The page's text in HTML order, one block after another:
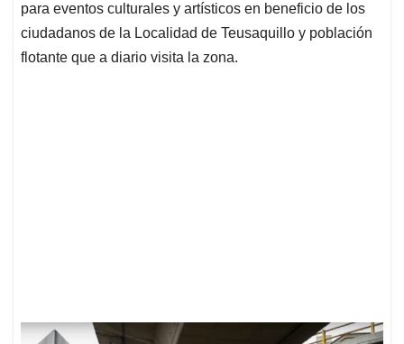
para eventos culturales y artísticos en beneficio de los
ciudadanos de la Localidad de Teusaquillo y población
flotante que a diario visita la zona.